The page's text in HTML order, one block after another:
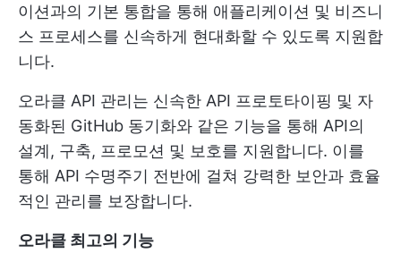
이션과의 기본 통합을 통해 애플리케이션 및 비즈니
스 프로세스를 신속하게 현대화할 수 있도록 지원합
니다.
오라클 API 관리는 신속한 API 프로토타이핑 및 자
동화된 GitHub 동기화와 같은 기능을 통해 API의
설계, 구축, 프로모션 및 보호를 지원합니다. 이를
통해 API 수명주기 전반에 걸쳐 강력한 보안과 효율
적인 관리를 보장합니다.
오라클 최고의 기능